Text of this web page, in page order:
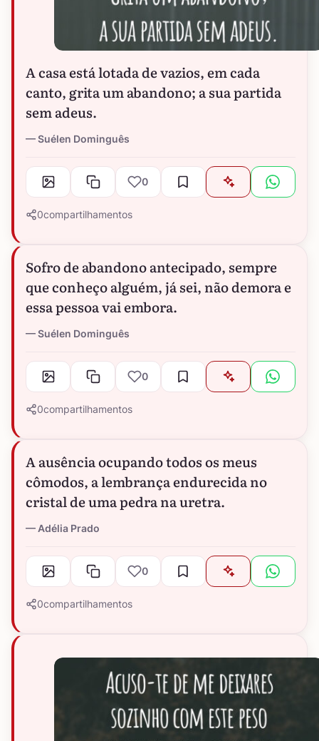
A casa está lotada de vazios, em cada
canto, grita um abandono; a sua partida
sem adeus.
Suélen Dominguês
0
0compartilhamentos
Sofro de abandono antecipado, sempre
que conheço alguém, já sei, não demora e
essa pessoa vai embora.
Suélen Dominguês
0
0compartilhamentos
A ausência ocupando todos os meus
cômodos, a lembrança endurecida no
cristal de uma pedra na uretra.
Adélia Prado
0
0compartilhamentos